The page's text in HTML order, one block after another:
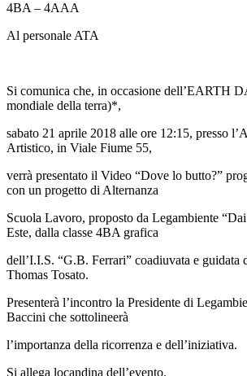
4BA – 4AAA
Al personale ATA
Si comunica che, in occasione dell’EARTH
mondiale della terra)*,
sabato 21 aprile 2018 alle ore 12:15, presso
Artistico, in Viale Fiume 55,
verrà presentato il Video “Dove lo butto?”
con un progetto di Alternanza
Scuola Lavoro, proposto da Legambiente
Este, dalla classe 4BA grafica
dell’I.I.S. “G.B. Ferrari” coadiuvata e guidata
Thomas Tosato.
Presenterà l’incontro la Presidente di
Baccini che sottolineerà
l’importanza della ricorrenza e dell’iniziativa.
Si allega locandina dell’evento.